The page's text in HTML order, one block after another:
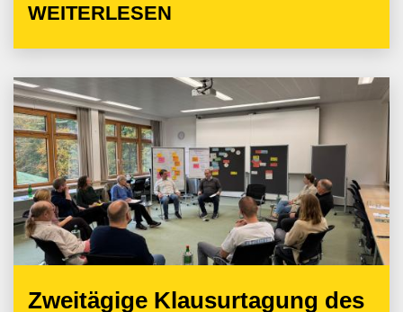
WEITERLESEN
Zweitägige Klausurtagung des